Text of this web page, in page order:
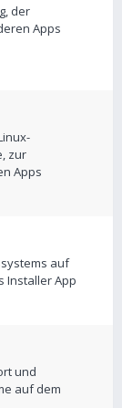
der
Apps
zur
Apps
auf
Installer App
und
auf dem